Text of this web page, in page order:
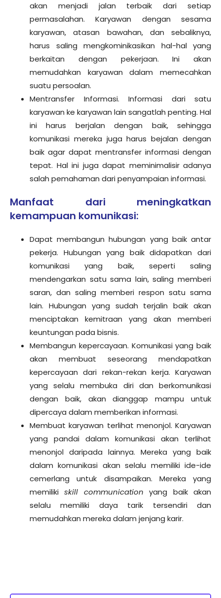
akan menjadi jalan terbaik dari setiap
permasalahan. Karyawan dengan sesama
karyawan, atasan bawahan, dan sebaliknya,
harus saling mengkominikasikan hal-hal yang
berkaitan dengan pekerjaan. Ini akan
memudahkan karyawan dalam memecahkan
suatu persoalan.
Mentransfer Informasi. Informasi dari satu
karyawan ke karyawan lain sangatlah penting. Hal
ini harus berjalan dengan baik, sehingga
komunikasi mereka juga harus bejalan dengan
baik agar dapat mentransfer informasi dengan
tepat. Hal ini juga dapat meminimalisir adanya
salah pemahaman dari penyampaian informasi.
Manfaat dari meningkatkan
kemampuan komunikasi:
Dapat membangun hubungan yang baik antar
pekerja. Hubungan yang baik didapatkan dari
komunikasi yang baik, seperti saling
mendengarkan satu sama lain, saling memberi
saran, dan saling memberi respon satu sama
lain. Hubungan yang sudah terjalin baik akan
menciptakan kemitraan yang akan memberi
keuntungan pada bisnis.
Membangun kepercayaan. Komunikasi yang baik
akan membuat seseorang mendapatkan
kepercayaan dari rekan-rekan kerja. Karyawan
yang selalu membuka diri dan berkomunikasi
dengan baik, akan dianggap mampu untuk
dipercaya dalam memberikan informasi.
Membuat karyawan terlihat menonjol. Karyawan
yang pandai dalam komunikasi akan terlihat
menonjol daripada lainnya. Mereka yang baik
dalam komunikasi akan selalu memiliki ide-ide
cemerlang untuk disampaikan. Mereka yang
memilikiskill communication yang baik akan
selalu memiliki daya tarik tersendiri dan
memudahkan mereka dalam jenjang karir.